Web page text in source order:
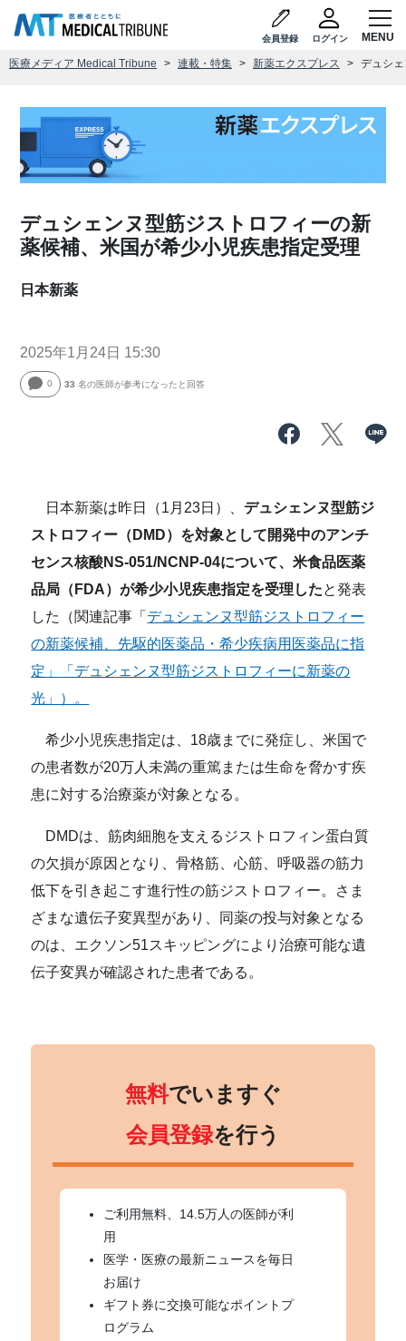
会員登録 ログイン
医療メディア Medical Tribune 連載・特集 新薬エクスプレス デュシ
デュシェンヌ型筋ジストロフィーの新
薬候補、米国が希少小児疾患指定受理
日本新薬
2025年1月24日 15:30
0 33 名の医師が参考になったと回答
日本新薬は昨日（1月23日）、 デュシェンヌ型筋ジ
ストロフィー（DMD）を対象として開発中のアンチ
センス核酸NS-051/NCNP-04について、米食品医薬
品局（FDA）が希少小児疾患指定を受理したと発表
した（関連記事「 デュシェンヌ型筋ジストロフィー
の新薬候補、先駆的医薬品・希少疾病用医薬品に指
定」
「デュシェンヌ型筋ジストロフィーに新薬の
光」）。
希少小児疾患指定は、18歳までに発症し、米国で
の患者数が20万人未満の重篤または生命を脅かす疾
患に対する治療薬が対象となる。
DMDは、筋肉細胞を支えるジストロフィン蛋白質
の欠損が原因となり、骨格筋、心筋、呼吸器の筋力
低下を引き起こす進行性の筋ジストロフィー。さま
ざまな遺伝子変異型があり、同薬の投与対象となる
のは、エクソン51スキッピングにより治療可能な遺
伝子変異が確認された患者である。
無料でいますぐ
会員登録を行う
ご利用無料、14.5万人の医師が利
用
医学・医療の最新ニュースを毎日
お届け
ギフト券に交換可能なポイントプ
ログラム